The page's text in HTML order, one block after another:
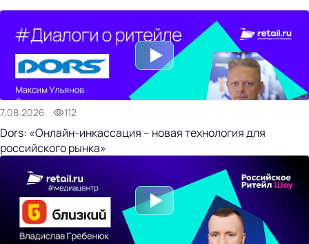
7.08.2026 112
Dors: «Онлайн-инкассация – новая технология для
российского рынка»